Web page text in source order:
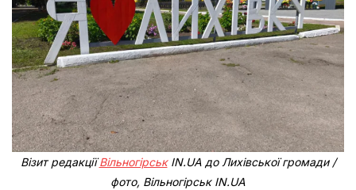
Візит редакціїВільногірськIN.UA до Лихівської громади /
фото, Вільногірськ IN.UA